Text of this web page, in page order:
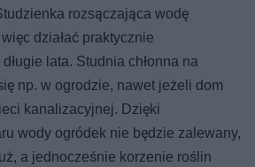
rozsączająca wodę
działać praktycznie
lata. Studnia chłonna na
np. w ogrodzie, nawet jeżeli dom
kanalizacyjnej. Dzięki
wody ogródek nie będzie zalewany,
a jednocześnie korzenie roślin